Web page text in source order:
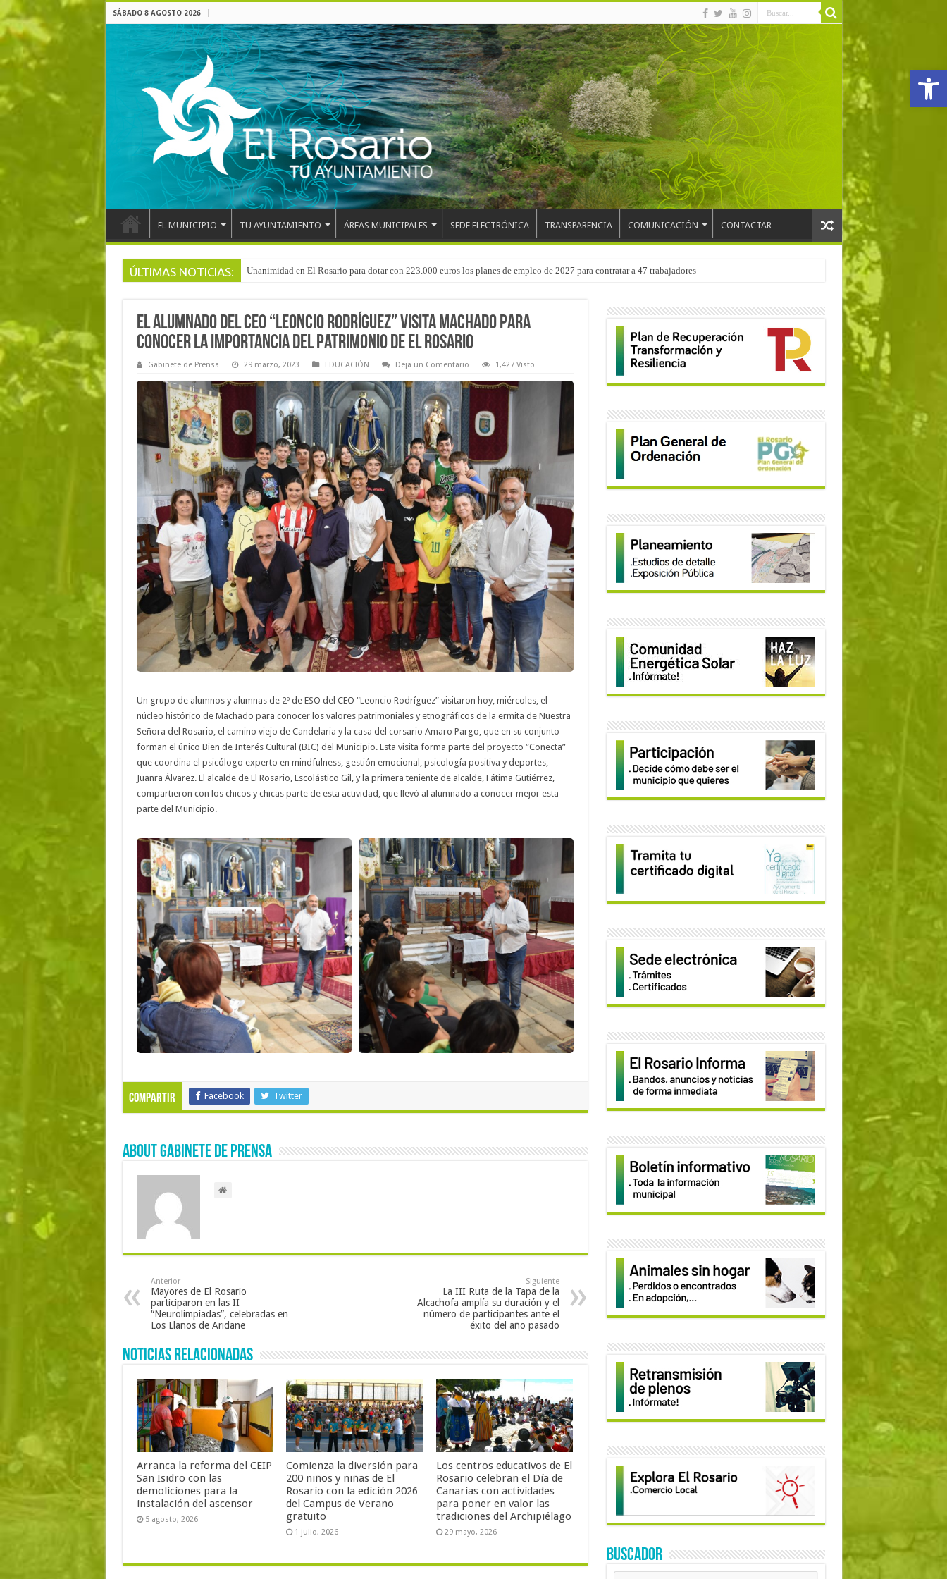
Abrir
SÁBADO 8 AGOSTO 2026
EL MUNICIPIO TU AYUNTAMIENTO ÁREAS MUNICIPALES SEDE ELECTRÓNICA TRANSPARENCIA COMUNICACIÓN CONTACTAR
ÚLTIMAS NOTICIAS: Arranca la reforma del CEIP San Isidro con las demoliciones para la instalación del ascensor
El alumnado del CEO “Leoncio Rodríguez” visita Machado para
conocer la importancia del patrimonio de El Rosario
Gabinete de Prensa 29 marzo, 2023 EDUCACIÓN Deja un Comentario 1,427 Visto
Un grupo de alumnos y alumnas de 2º de ESO del CEO “Leoncio Rodríguez” visitaron hoy, miércoles, el
núcleo histórico de Machado para conocer los valores patrimoniales y etnográficos de la ermita de Nuestra
Señora del Rosario, el camino viejo de Candelaria y la casa del corsario Amaro Pargo, que en su conjunto
forman el único Bien de Interés Cultural (BIC) del Municipio. Esta visita forma parte del proyecto “Conecta”
que coordina el psicólogo experto en mindfulness, gestión emocional, psicología positiva y deportes,
Juanra Álvarez. El alcalde de El Rosario, Escolástico Gil, y la primera teniente de alcalde, Fátima Gutiérrez,
compartieron con los chicos y chicas parte de esta actividad, que llevó al alumnado a conocer mejor esta
parte del Municipio.
Compartir Facebook Twitter
About Gabinete de Prensa
Anterior
Mayores de El Rosario
participaron en las II
“Neurolimpiadas”, celebradas en
Los Llanos de Aridane
Siguiente
La III Ruta de la Tapa de la
Alcachofa amplía su duración y el
número de participantes ante el
éxito del año pasado
Noticias Relacionadas
Arranca la reforma del CEIP
San Isidro con las
demoliciones para la
instalación del ascensor
5 agosto, 2026
Comienza la diversión para
200 niños y niñas de El
Rosario con la edición 2026
del Campus de Verano
gratuito
1 julio, 2026
Los centros educativos de El
Rosario celebran el Día de
Canarias con actividades
para poner en valor las
tradiciones del Archipiélago
29 mayo, 2026
BUSCADOR